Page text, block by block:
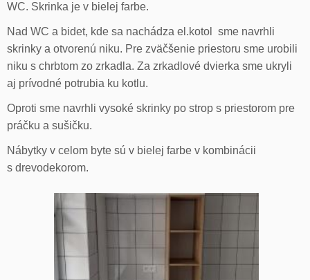
WC. Skrinka je v bielej farbe.
Nad WC a bidet, kde sa nachádza el.kotol sme navrhli
skrinky a otvorenú niku. Pre zväčšenie priestoru sme urobili
niku s chrbtom zo zrkadla. Za zrkadlové dvierka sme ukryli
aj prívodné potrubia ku kotlu.
Oproti sme navrhli vysoké skrinky po strop s priestorom pre
práčku a sušičku.
Nábytky v celom byte sú v bielej farbe v kombinácii
s drevodekorom.